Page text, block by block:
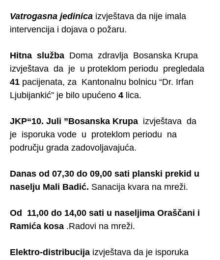
Vatrogasna jedinica izvještava da nije imala
intervencija i dojava o požaru.
Hitna služba Doma zdravlja Bosanska Krupa
izvještava da je u proteklom periodu pregledala
41 pacijenata, za Kantonalnu bolnicu “Dr. Irfan
Ljubijankić” je bilo upućeno 4 lica.
JKP“10. Juli ”Bosanska Krupa izvještava da
je isporuka vode u proteklom periodu na
području grada zadovoljavajuća.
Danas od 07,30 do 09,00 sati planski prekid u
naselju Mali Badić. Sanacija kvara na mreži.
Od 11,00 do 14,00 sati u naseljima Oraščani i
Ramića kosa .Radovi na mreži.
Elektro-distribucija izvještava da je isporuka